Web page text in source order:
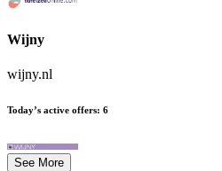
Wijny
wijny.nl
Today’s active offers: 6
See More